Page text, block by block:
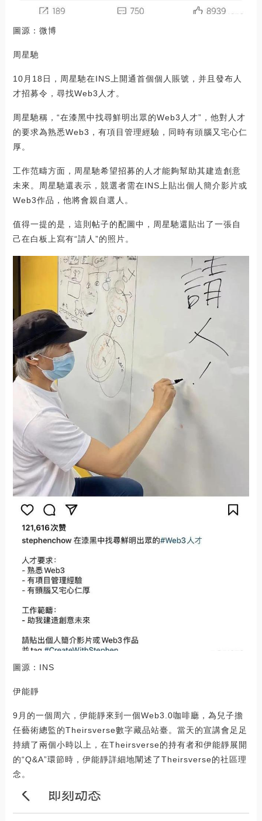
圖源：微博
周星馳
10月18日，周星馳在INS上開通首個個人賬號，并且發布人
才招募令，尋找Web3人才。
周星馳稱，“在漆黑中找尋鮮明出眾的Web3人才”，他對人才
的要求為熟悉Web3，有項目管理經驗，同時有頭腦又宅心仁
厚。
工作范疇方面，周星馳希望招募的人才能夠幫助其建造創意
未來。周星馳還表示，競選者需在INS上貼出個人簡介影片或
Web3作品，他將會親自選人。
值得一提的是，這則帖子的配圖中，周星馳還貼出了一張自
己在白板上寫有“請人”的照片。
圖源：INS
伊能靜
9月的一個周六，伊能靜來到一個Web3.0咖啡廳，為兒子擔
任藝術總監的Theirsverse數字藏品站臺。當天的宣講會足足
持續了兩個小時以上，在Theirsverse的持有者和伊能靜展開
的“Q&A”環節時，伊能靜詳細地闡述了Theirsverse的社區理
念。